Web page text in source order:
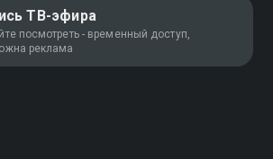
ТВ-эфира
посмотреть - временный доступ,
реклама